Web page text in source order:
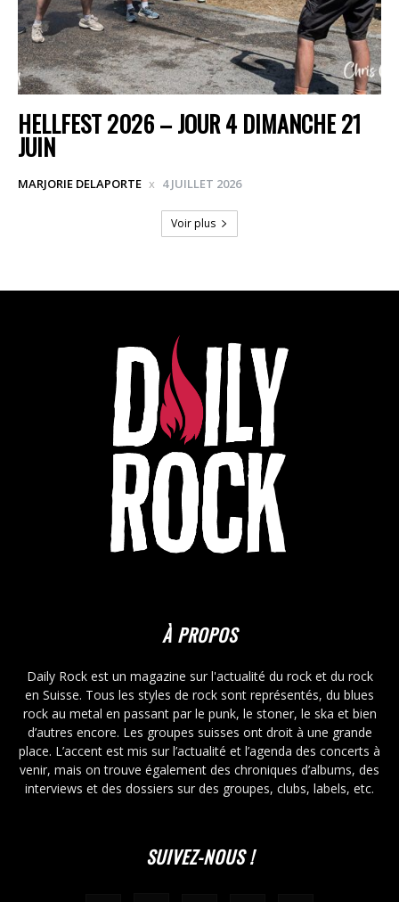
HELLFEST 2026 – JOUR 4 DIMANCHE 21
JUIN
MARJORIE DELAPORTE 4 JUILLET 2026
Voir plus
À PROPOS
Daily Rock est un magazine sur l'actualité du rock et du rock
en Suisse. Tous les styles de rock sont représentés, du blues
rock au metal en passant par le punk, le stoner, le ska et bien
d’autres encore. Les groupes suisses ont droit à une grande
place. L’accent est mis sur l’actualité et l’agenda des concerts à
venir, mais on trouve également des chroniques d’albums, des
interviews et des dossiers sur des groupes, clubs, labels, etc.
SUIVEZ-NOUS !